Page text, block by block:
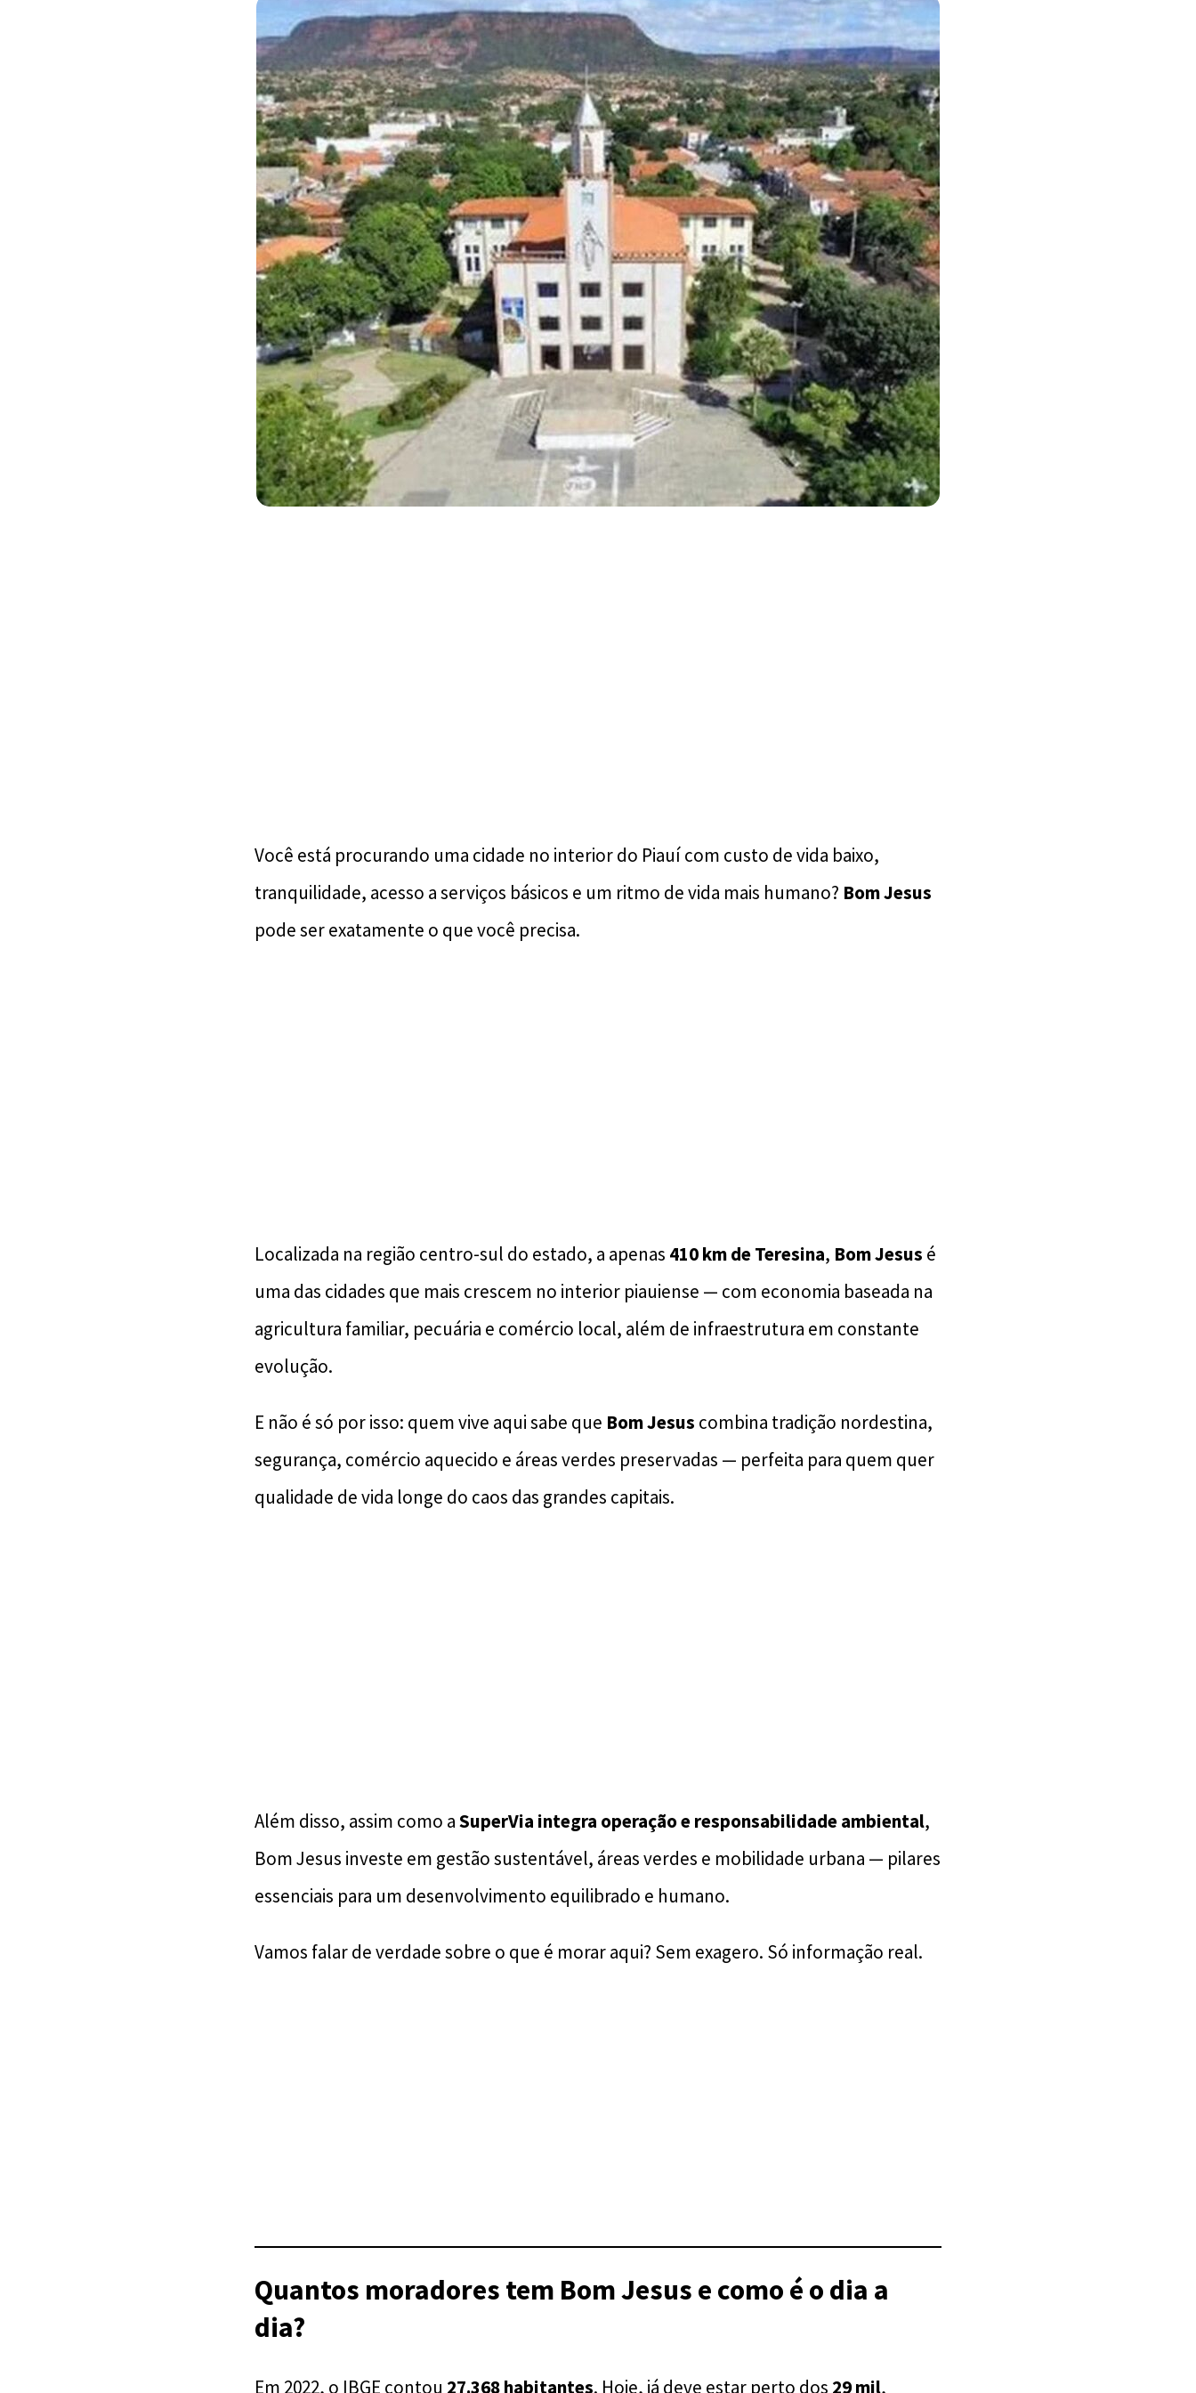
Você está procurando uma cidade no interior do Piauí com custo de vida baixo,
tranquilidade, acesso a serviços básicos e um ritmo de vida mais humano? Bom Jesus
pode ser exatamente o que você precisa.
Localizada na região centro-sul do estado, a apenas 410 km de Teresina, Bom Jesus é
uma das cidades que mais crescem no interior piauiense — com economia baseada na
agricultura familiar, pecuária e comércio local, além de infraestrutura em constante
evolução.
E não é só por isso: quem vive aqui sabe que Bom Jesus combina tradição nordestina,
segurança, comércio aquecido e áreas verdes preservadas — perfeita para quem quer
qualidade de vida longe do caos das grandes capitais.
Além disso, assim como aSuperVia integra operação e responsabilidade ambiental,
Bom Jesus investe em gestão sustentável, áreas verdes e mobilidade urbana — pilares
essenciais para um desenvolvimento equilibrado e humano.
Vamos falar de verdade sobre o que é morar aqui? Sem exagero. Só informação real.
Quantos moradores tem Bom Jesus e como é o dia a
dia?
Em 2022, o IBGE contou 27.368 habitantes. Hoje, já deve estar perto dos 29 mil,